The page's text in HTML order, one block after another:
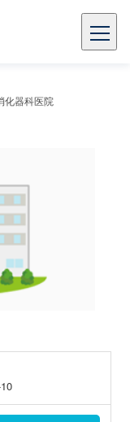
化器科医院